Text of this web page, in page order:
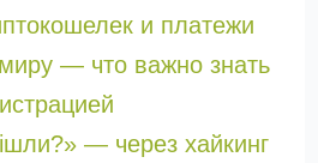
и платежи
— что важно знать
— через хайкинг